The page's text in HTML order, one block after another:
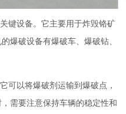
键设备。它主要用于炸毁铬矿
爆破设备有爆破车、爆破钻、
可以将爆破剂运输到爆破点，
需要注意保持车辆的稳定性和